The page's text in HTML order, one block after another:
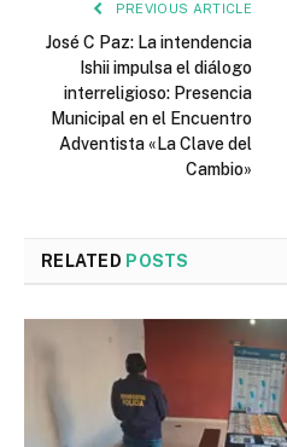
PREVIOUS ARTICLE
José C Paz: La intendencia
Ishii impulsa el diálogo
interreligioso: Presencia
Municipal en el Encuentro
Adventista «La Clave del
Cambio»
RELATED POSTS